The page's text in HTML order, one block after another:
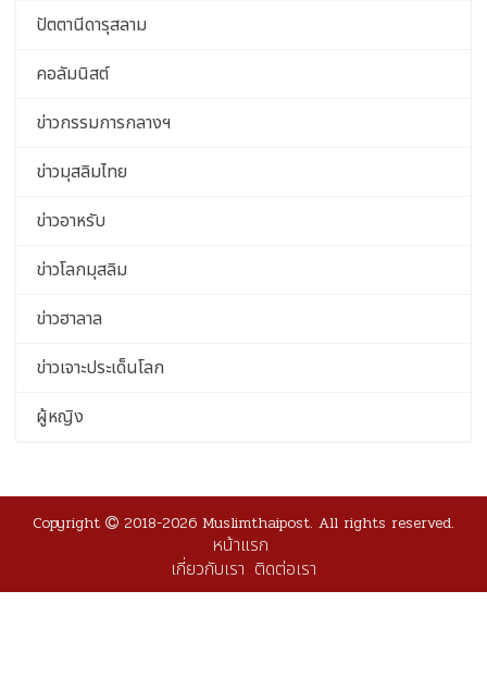
ปัตตานีดารุสลาม
คอลัมนิสต์
ข่าวกรรมการกลางฯ
ข่าวมุสลิมไทย
ข่าวอาหรับ
ข่าวโลกมุสลิม
ข่าวฮาลาล
ข่าวเจาะประเด็นโลก
ผู้หญิง